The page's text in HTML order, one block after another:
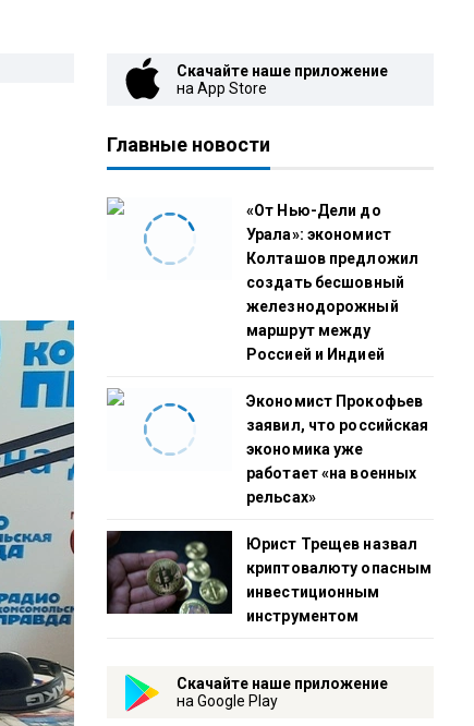
Скачайте наше приложение
на App Store
Главные новости
«От Нью-Дели до
Урала»: экономист
Колташов предложил
создать бесшовный
железнодорожный
маршрут между
Россией и Индией
Экономист Прокофьев
заявил, что российская
экономика уже
работает «на военных
рельсах»
Юрист Трещев назвал
криптовалюту опасным
инвестиционным
инструментом
Скачайте наше приложение
на Google Play